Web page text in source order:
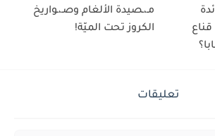
مـ،ـصيدة الألغام وصـ،ـواريخ
الكروز تحت الميّة!
تعليقات